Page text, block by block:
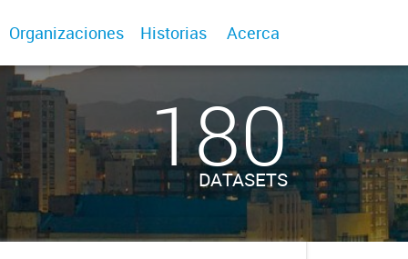
Organizaciones Historias Acerca
180
DATASETS